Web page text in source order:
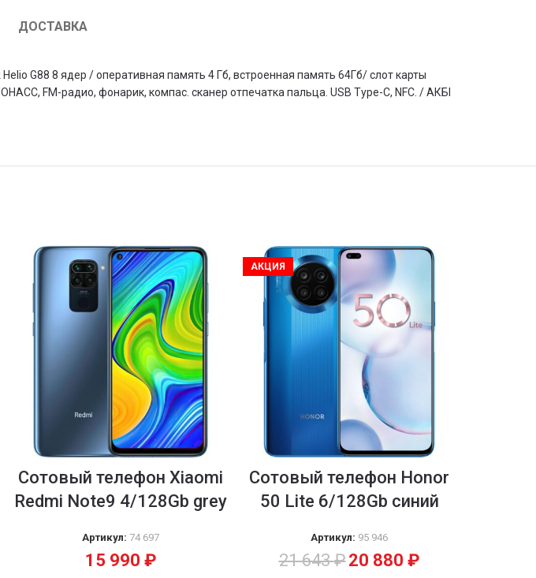
ДОСТАВКА
G88 8 ядер / оперативная память 4 Гб, встроенная память 64Гб/ слот карты
FM-радио, фонарик, компас. сканер отпечатка пальца. USB Type-C, NFC. / АКБl
Сотовый телефон Xiaomi
Redmi Note9 4/128Gb grey
Артикул: 74 697
15 990 ₽
АКЦИЯ
Сотовый телефон Honor
50 Lite 6/128Gb синий
Артикул: 95 946
21 643₽20 880 ₽